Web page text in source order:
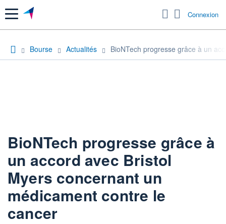
Menu Connexion
Bourse Actualités BioNTech progresse grâce à un
BioNTech progresse grâce à
un accord avec Bristol
Myers concernant un
médicament contre le
cancer